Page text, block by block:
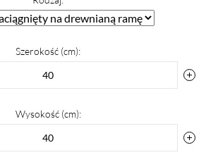
Szerokość (cm):
Wysokość (cm):